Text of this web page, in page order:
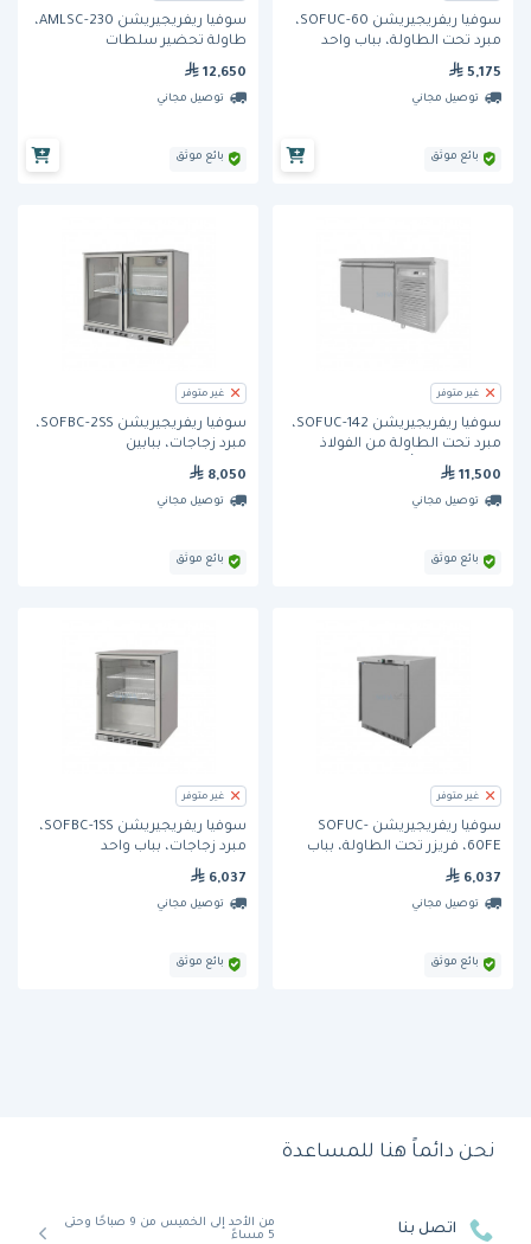
سوفيا ريفريجيريشن SOFUC-60،
مبرد تحت الطاولة، بباب واحد
5,175
توصيل مجاني
بائع موثق
سوفيا ريفريجيريشن AMLSC-230،
طاولة تحضير سلطات
وسندويتشات، ببابين
12,650
توصيل مجاني
بائع موثق
غير متوفر
سوفيا ريفريجيريشن SOFUC-142،
مبرد تحت الطاولة من الفولاذ
المقاوم للصدأ، ببابين
11,500
توصيل مجاني
بائع موثق
غير متوفر
سوفيا ريفريجيريشن SOFBC-2SS،
مبرد زجاجات، ببابين
8,050
توصيل مجاني
بائع موثق
غير متوفر
سوفيا ريفريجيريشن SOFUC-
60FE، فريزر تحت الطاولة، بباب
6,037
توصيل مجاني
بائع موثق
غير متوفر
سوفيا ريفريجيريشن SOFBC-1SS،
مبرد زجاجات، بباب واحد
6,037
توصيل مجاني
بائع موثق
نحن دائماً هنا للمساعدة
اتصل بنا
من الأحد إلى الخميس من 9 صباحًا وحتى
5 مساءً